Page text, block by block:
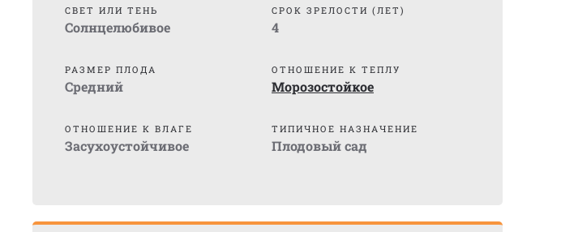
СВЕТ ИЛИ ТЕНЬ
Солнцелюбивое
СРОК ЗРЕЛОСТИ (ЛЕТ)
4
РАЗМЕР ПЛОДА
Средний
ОТНОШЕНИЕ К ТЕПЛУ
Морозостойкое
ОТНОШЕНИЕ К ВЛАГЕ
Засухоустойчивое
ТИПИЧНОЕ НАЗНАЧЕНИЕ
Плодовый сад